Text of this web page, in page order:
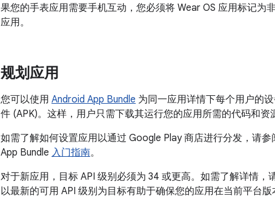
果您的手表应用需要手机互动，您必须将 Wear OS 应用标记为
应用。
规划应用
您可以使用 Android App Bundle 为同一应用详情下每个用户的
件 (APK)。这样，用户只需下载其运行您的应用所需的代码和资
如需了解如何设置应用以通过 Google Play 商店进行分发，请参
App Bundle 入门指南。
对于新应用，目标 API 级别必须为 34 或更高。如需了解详情，
以最新的可用 API 级别为目标有助于确保您的应用在当前平台版